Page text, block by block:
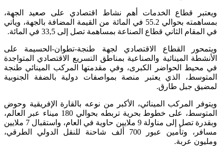
ويعتبر قطاع الخدمات أهم نشاط اقتصادي على صعيد الجهة،
بمساهمته بحوالي 55.2 في المائة من القيمة المضافة بالجهة، ويأتي
في المقام الثاني قطاع الصناعة بمساهمة تصل إلى 33,5 في المائة.
ويتمحور القطاع الاقتصادي لجهة طنجة-تطوان-الحسيمة على
الأنشطة المينائية والصناعية بمناطق التسريع الاقتصادي المتواجدة
في محيط الحواضر الكبرى، وفي مقدمتها المركب المينائي طنجة
المتوسط، الذي يعتبر منصة بمواصفات دولية بالضفة الجنوبية
لمضيق جبل طارق.
ويتوفر المركب المينائي، الأكبر من نوعه بالقارة الإفريقية وحوض
المتوسط، على خطوط بحرية تربطه بحوالي 180 ميناء عبر العالم،
وبقدرة تصل إلى مناولة 9 ملايين حاوية في العام، واستقبال 7 ملايين
مسافر، وتأمين عبور 700 ألف شاحنة للنقل الدولي الطرقي،
ومليون عربة.